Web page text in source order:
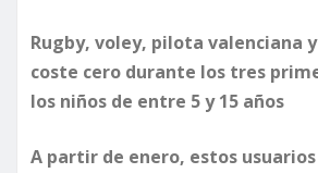
Rugby, voley, pilota valenciana
coste cero durante los tres
los niños de entre 5 y 15 años
A partir de enero, estos